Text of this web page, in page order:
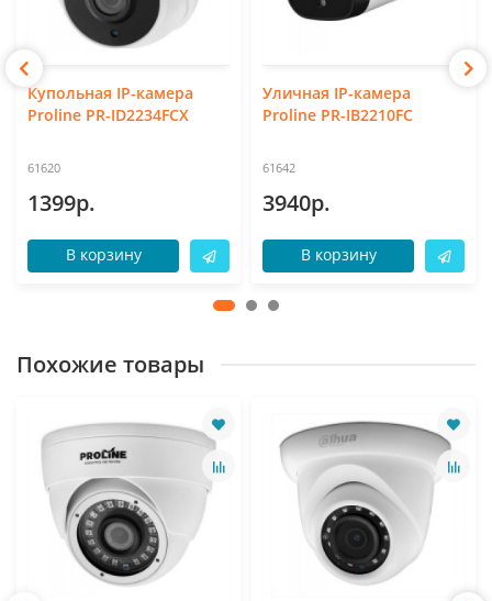
Купольная IP-камера
Proline PR-ID2234FCX
61620
1399р.
В корзину
Уличная IP-камера
Proline PR-IB2210FC
61642
3940р.
В корзину
Похожие товары